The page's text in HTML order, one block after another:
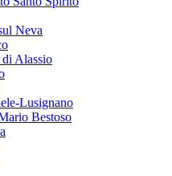
Neva
Alassio
Lusignano
Bestoso